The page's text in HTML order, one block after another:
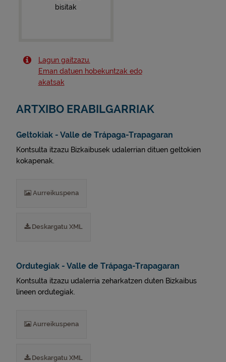
bisitak
Lagun gaitzazu.
Eman datuen hobekuntzak edo
akatsak
ARTXIBO ERABILGARRIAK
Geltokiak - Valle de Trápaga-Trapagaran
Kontsulta itzazu Bizkaibusek udalerrian dituen geltokien
kokapenak.
Aurreikuspena
Deskargatu XML
Ordutegiak - Valle de Trápaga-Trapagaran
Kontsulta itzazu udalerria zeharkatzen duten Bizkaibus
lineen ordutegiak.
Aurreikuspena
Deskargatu XML